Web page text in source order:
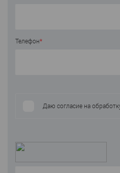
Телефон*
Даю согласие на